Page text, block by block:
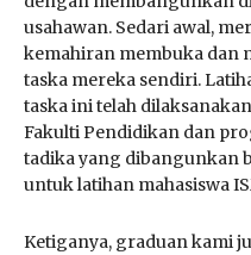
usahawan. Sedari awal,
kemahiran membuka dan
taska mereka sendiri.
taska ini telah
Fakulti Pendidikan dan
tadika yang dibangunkan
untuk latihan mahasiswa
Ketiganya, graduan kami